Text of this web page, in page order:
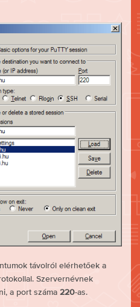
távolról elérhetőek a
Szervernévnek
a port száma 220-as.